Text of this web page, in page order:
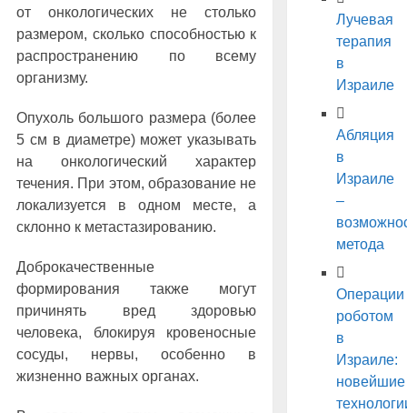
от онкологических не столько
размером, сколько способностью к
распространению по всему
организму.
Опухоль большого размера (более
5 см в диаметре) может указывать
на онкологический характер
течения. При этом, образование не
локализуется в одном месте, а
склонно к метастазированию.
Доброкачественные
формирования также могут
причинять вред здоровью
человека, блокируя кровеносные
сосуды, нервы, особенно в
жизненно важных органах.
Лучевая
терапия
в
Израиле
Абляция
в
Израиле
–
метода
Операции
роботом
в
Израиле:
новейшие